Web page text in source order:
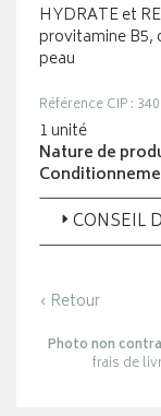
HYDRATE et
provitamine B5,
peau
Référence CIP :
1 unité
Nature de
CONSEIL
‹ Retour
Photo non
frais de